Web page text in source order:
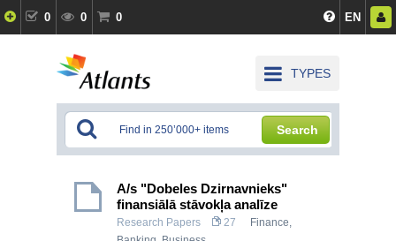
0 0 0 EN
TYPES
Search
A/s "Dobeles Dzirnavnieks"
finansiālā stāvokļa analīze
Research Papers 27
Finance,